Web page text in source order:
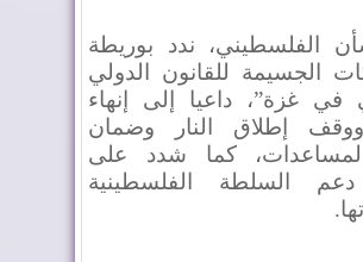
الفلسطيني، ندد بوريطة
الجسيمة للقانون الدولي
في غزة”، داعيا إلى إنهاء
إطلاق النار وضمان
كما شدد على
السلطة الفلسطينية